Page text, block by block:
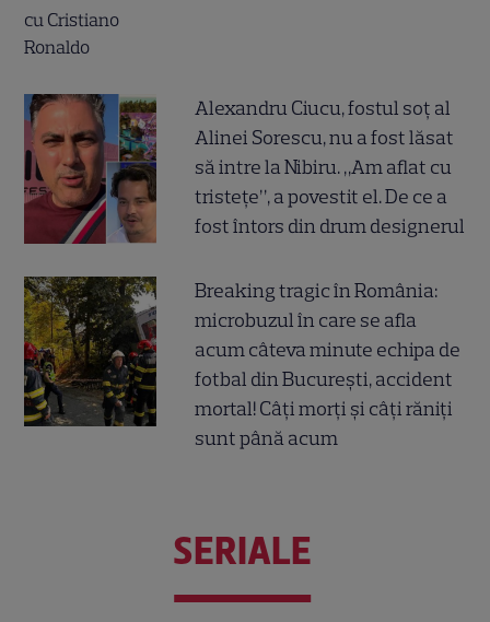
Alexandru Ciucu, fostul soț al
Alinei Sorescu, nu a fost lăsat
să intre la Nibiru. „Am aflat cu
tristețe”, a povestit el. De ce a
fost întors din drum designerul
Breaking tragic în România:
microbuzul în care se afla
acum câteva minute echipa de
fotbal din București, accident
mortal! Câți morți și câți răniți
sunt până acum
SERIALE